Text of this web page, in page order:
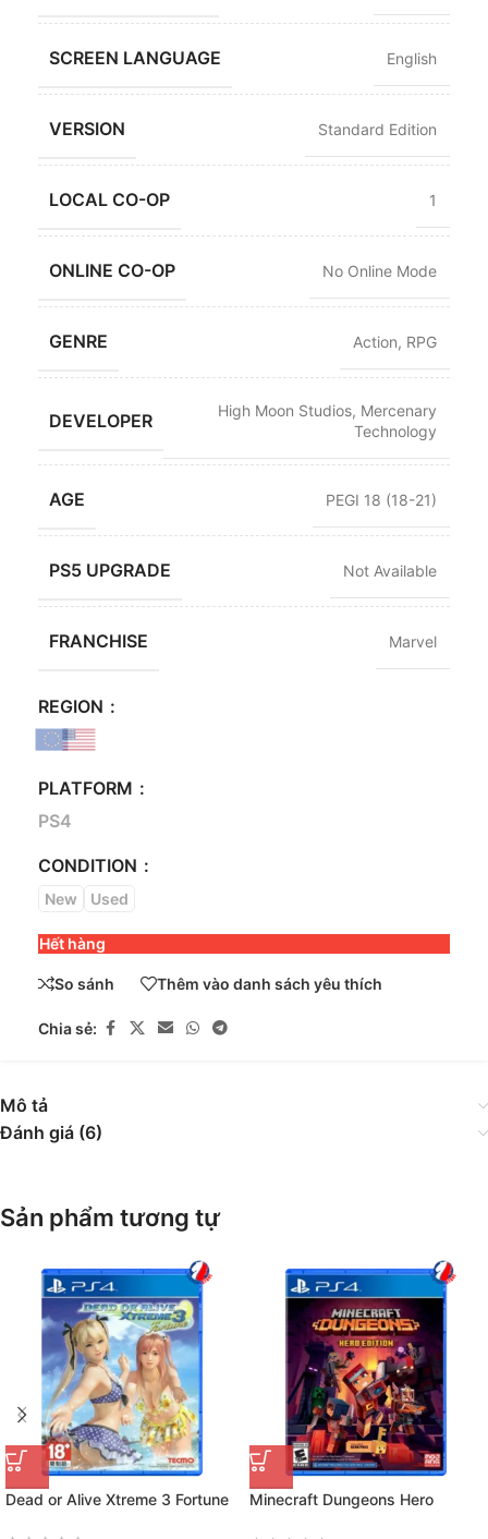
SCREEN LANGUAGE English
VERSION Standard Edition
LOCAL CO-OP 1
ONLINE CO-OP No Online Mode
GENRE Action, RPG
DEVELOPER High Moon Studios, Mercenary
Technology
AGE PEGI 18 (18-21)
PS5 UPGRADE Not Available
FRANCHISE Marvel
REGION
PLATFORM
PS4
CONDITION
New Used
Hết hàng
So sánh Thêm vào danh sách yêu thích
Chia sẻ:
Mô tả
Đánh giá (6)
Sản phẩm tương tự
Dead or Alive Xtreme 3 Fortune
Minecraft Dungeons Hero